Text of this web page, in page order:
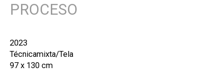
PROCESO
2023
Técnicamixta/Tela
97 x 130 cm